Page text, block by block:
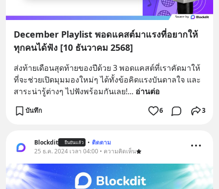
December Playlist พอดแคสต์มาแรงที่อยากให้
ทุกคนได้ฟัง [10 ธันวาคม 2568]
ส่งท้ายเดือนสุดท้ายของปีด้วย 3 พอดแคสต์ที่เราคัดมาให้
ที่จะช่วยเปิดมุมมองใหม่ๆ ได้ทั้งข้อคิดแรงบันดาลใจ และ
สาระน่ารู้ต่างๆ ไปฟังพร้อมกันเลย!... อ่านต่อ
บันทึก 6 3
Blockdit ยืนยันแล้ว • ติดตาม
25 ธ.ค. 2024 เวลา 04:00 • ความคิดเห็น